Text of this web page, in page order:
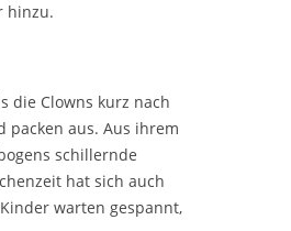
hinzu.
die Clowns kurz nach
aus. Aus ihrem
schillernde
hat sich auch
warten gespannt,